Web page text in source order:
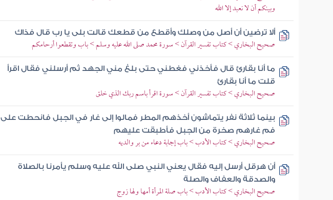
وبينكم أن لا نعبد إلا الله
ألا ترضين أن أصل من وصلك وأقطع من قطعك قالت بلى يا رب قال فذاك
صحيح البخاري > كتاب تفسير القرآن > سورة محمد صلى الله عليه وسلم > باب وتقطعوا أرحامكم
ما أنا بقارئ قال فأخذني فغطني حتى بلغ مني الجهد ثم أرسلني فقال اقرأ
قلت ما أنا بقارئ
صحيح البخاري > كتاب تفسير القرآن > سورة اقرأ باسم ربك الذي خلق
بينما ثلاثة نفر يتماشون أخذهم المطر فمالوا إلى غار في الجبل فانحطت على
فم غارهم صخرة من الجبل فأطبقت عليهم
صحيح البخاري > كتاب الأدب > باب إجابة دعاء من بر والديه
أن هرقل أرسل إليه فقال يعني النبي صلى الله عليه وسلم يأمرنا بالصلاة
والصدقة والعفاف والصلة
صحيح البخاري > كتاب الأدب > باب صلة المرأة أمها ولها زوج